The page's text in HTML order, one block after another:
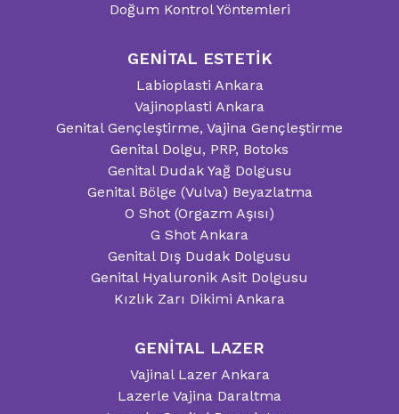
Doğum Kontrol Yöntemleri
GENİTAL ESTETİK
Labioplasti Ankara
Vajinoplasti Ankara
Genital Gençleştirme, Vajina Gençleştirme
Genital Dolgu, PRP, Botoks
Genital Dudak Yağ Dolgusu
Genital Bölge (Vulva) Beyazlatma
O Shot (Orgazm Aşısı)
G Shot Ankara
Genital Dış Dudak Dolgusu
Genital Hyaluronik Asit Dolgusu
Kızlık Zarı Dikimi Ankara
GENİTAL LAZER
Vajinal Lazer Ankara
Lazerle Vajina Daraltma